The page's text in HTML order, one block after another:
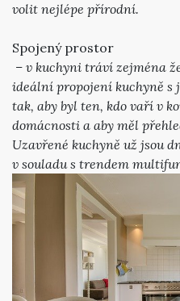
volit nejlépe přírodní.
Spojený prostor
– v kuchyni tráví zejména
ideální propojení kuchyně s
tak, aby byl ten, kdo vaří v
domácnosti a aby měl
Uzavřené kuchyně už jsou
v souladu s trendem